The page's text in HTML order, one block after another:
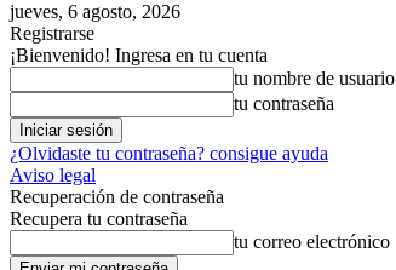
jueves, 6 agosto, 2026
Registrarse
¡Bienvenido! Ingresa en tu cuenta
tu nombre de usuario
tu contraseña
¿Olvidaste tu contraseña? consigue ayuda
Aviso legal
Recuperación de contraseña
Recupera tu contraseña
tu correo electrónico